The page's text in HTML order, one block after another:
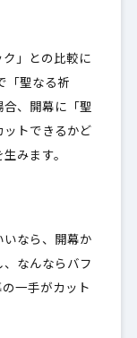
」との 比較に
「聖なる祈
合、開幕に「聖
トできるかど
みます。
いなら、開幕か
、なんならバフ
の一手がカット